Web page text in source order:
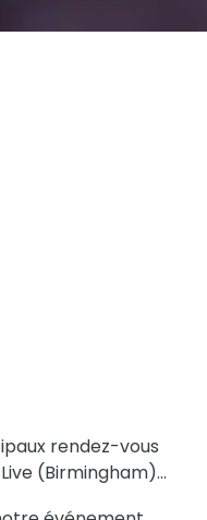
rendez-vous
(Birmingham)…